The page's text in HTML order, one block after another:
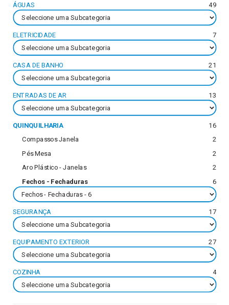
ÁGUAS 49
ELETRICIDADE 7
CASA DE BANHO 21
ENTRADAS DE AR 13
QUINQUILHARIA
16
Compassos Janela
2
Pés Mesa
2
Aro Plástico - Janelas
2
Fechos - Fechaduras 6
SEGURANÇA 17
EQUIPAMENTO EXTERIOR 27
COZINHA 4